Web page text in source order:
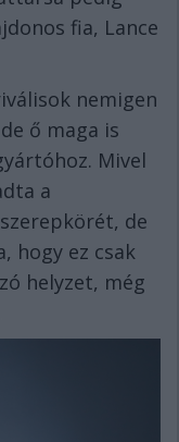
fia, Lance
nemigen
ő maga is
Mivel
a
de
hogy ez csak
helyzet, még